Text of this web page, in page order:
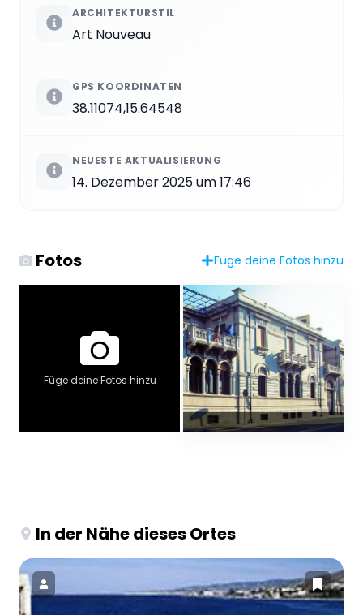
ARCHITEKTURSTIL
Art Nouveau
GPS KOORDINATEN
38.11074,15.64548
NEUESTE AKTUALISIERUNG
14. Dezember 2025 um 17:46
Fotos Füge deine Fotos hinzu
Füge deine Fotos hinzu
In der Nähe dieses Ortes